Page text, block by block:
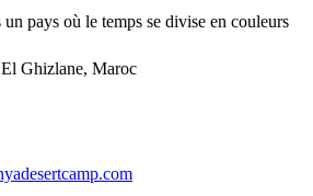
pays où le temps se divise en couleurs
Ghizlane, Maroc